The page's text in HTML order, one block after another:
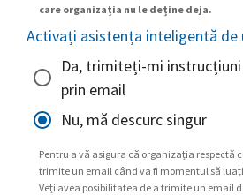
care organizația nu le deține deja.
Activați asistența inteligentă de
Da, trimiteți-mi
prin email
Nu, mă descurc singur
Pentru a vă asigura că organizația respectă
trimite un email când va fi momentul să
Veți avea posibilitatea de a trimite un email